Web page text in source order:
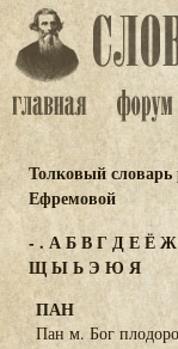
Толковый словарь
Ефремовой
- . АБВГДЕЁЖ
ЩЫЬЭ ЮЯ
ПАН
Пан м. Бог